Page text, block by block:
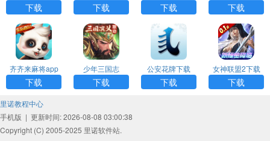
厅APP
下载 下载
载
下载 下载
齐齐来麻将app
下载
少年三国志
下载
公安花牌下载
下载
女神联盟2下载
下载
里诺教程中心
手机版 | 更新时间: 2026-08-08 03:00:38
Copyright (C) 2005-2025 里诺软件站.